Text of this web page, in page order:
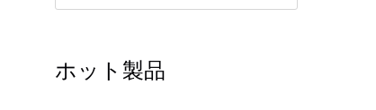
ホット製品